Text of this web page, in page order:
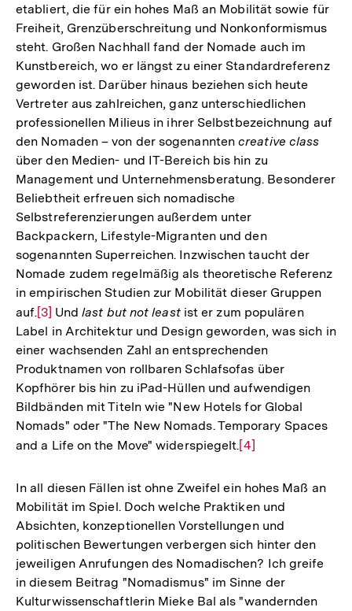
der
Fußnote
etabliert, die für ein hohes Maß an Mobilität sowie für
Freiheit, Grenzüberschreitung und Nonkonformismus
steht. Großen Nachhall fand der Nomade auch im
Kunstbereich, wo er längst zu einer Standardreferenz
geworden ist. Darüber hinaus beziehen sich heute
Vertreter aus zahlreichen, ganz unterschiedlichen
professionellen Milieus in ihrer Selbstbezeichnung auf
den Nomaden – von der sogenanntencreative class
über den Medien- und IT-Bereich bis hin zu
Management und Unternehmensberatung. Besonderer
Beliebtheit erfreuen sich nomadische
Selbstreferenzierungen außerdem unter
Backpackern, Lifestyle-Migranten und den
sogenannten Superreichen. Inzwischen taucht der
Nomade zudem regelmäßig als theoretische Referenz
in empirischen Studien zur Mobilität dieser Gruppen
auf.Zur
Auflösung
der
Fußnote
[3] Undlast but not leastist er zum populären
Label in Architektur und Design geworden, was sich in
einer wachsenden Zahl an entsprechenden
Produktnamen von rollbaren Schlafsofas über
Kopfhörer bis hin zu iPad-Hüllen und aufwendigen
Bildbänden mit Titeln wie "New Hotels for Global
Nomads" oder "The New Nomads. Temporary Spaces
and a Life on the Move" widerspiegelt.Zur
der
Fußnote
[4]
In all diesen Fällen ist ohne Zweifel ein hohes Maß an
Mobilität im Spiel. Doch welche Praktiken und
Absichten, konzeptionellen Vorstellungen und
politischen Bewertungen verbergen sich hinter den
jeweiligen Anrufungen des Nomadischen? Ich greife
in diesem Beitrag "Nomadismus" im Sinne der
Kulturwissenschaftlerin Mieke Bal als "wandernden